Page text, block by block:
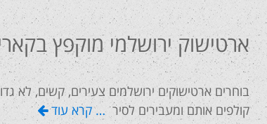
ארטישוק ירושלמי מוקפץ
בוחרים ארטישוקים ירושלמים צעירים, קשים, לא
קולפים אותם ומעבירים לסיר … קרא עוד